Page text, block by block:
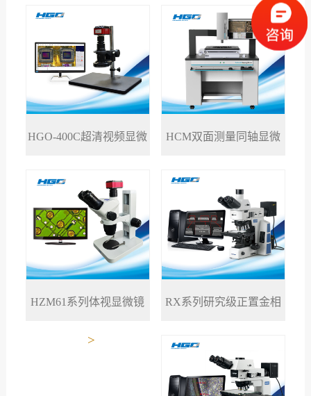
HGO-400C超清视频显微 HCM双面测量同轴显微
HZM61系列体视显微镜
>
RX系列研究级正置金相
显微镜